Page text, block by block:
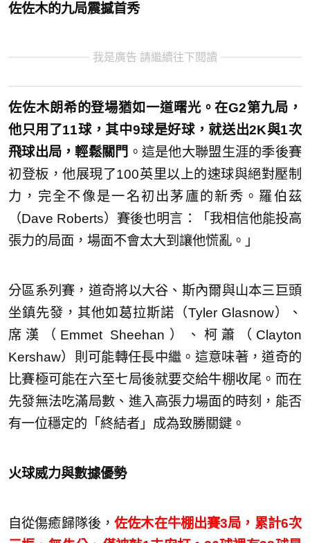
佐佐木的九局震撼首秀
我是廣告 請繼續往下閱讀
佐佐木朗希的登場猶如一道曙光。在G2第九局，
他只用了11球，其中9球是好球，就送出2K與1次
飛球出局，輕鬆關門 。這是他大聯盟生涯的季後賽
初登板，他展現了100英里以上的速球與絕對壓制
力，完全不像是一名初出茅廬的新秀。羅伯茲
（Dave Roberts）賽後也明言：「我相信他能投高
張力的局面，場面不會太大到讓他慌亂。」
分區系列賽，道奇將以大谷、斯內爾與山本三巨頭
坐鎮先發，其他如葛拉斯諾（Tyler Glasnow）、
席漢（Emmet Sheehan）、柯蕭（Clayton
Kershaw）則可能轉任長中繼。這意味著，道奇的
比賽極可能在六至七局後就要交給牛棚收尾。而在
先發無法吃滿局數、進入高張力場面的時刻，能否
有一位穩定的「終結者」成為致勝關鍵。
火球威力與數據優勢
自從傷癒歸隊後，佐佐木在牛棚出賽3局，累計6次